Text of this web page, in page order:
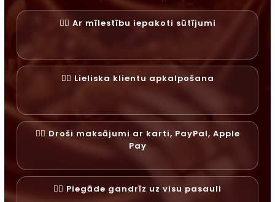
✓⃝ Ar mīlestību iepakoti sūtījumi
✓⃝ Lieliska klientu apkalpošana
✓⃝ Droši maksājumi ar karti, PayPal, Apple
Pay
✓⃝ Piegāde gandrīz uz visu pasauli